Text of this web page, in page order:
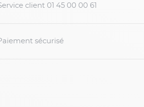
Service client 01 45 00 00 61
Paiement sécurisé